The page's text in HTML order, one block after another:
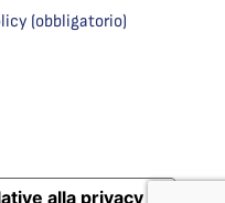
(obbligatorio)
alla privacy